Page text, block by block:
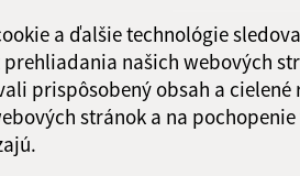
a ďalšie technológie
prehliadania našich webových
prispôsobený obsah a
stránok a na